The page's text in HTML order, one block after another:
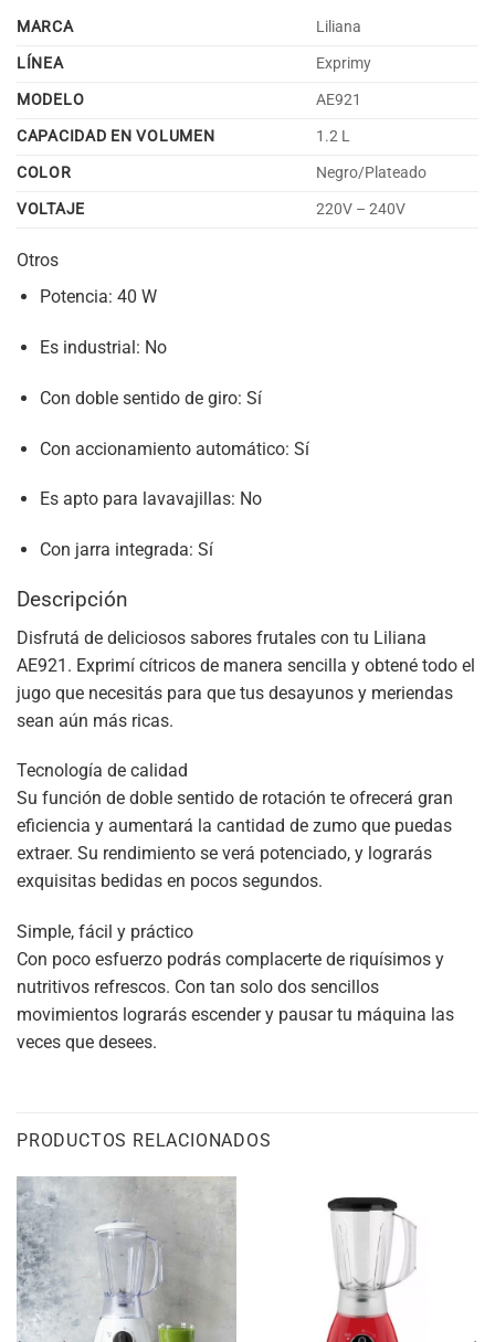
MARCA
Liliana
LÍNEA
Exprimy
MODELO
AE921
CAPACIDAD EN VOLUMEN
1.2 L
COLOR
Negro/Plateado
VOLTAJE
220V – 240V
Otros
Potencia: 40 W
Es industrial: No
Con doble sentido de giro: Sí
Con accionamiento automático: Sí
Es apto para lavavajillas: No
Con jarra integrada: Sí
Descripción
Disfrutá de deliciosos sabores frutales con tu Liliana
AE921. Exprimí cítricos de manera sencilla y obtené todo el
jugo que necesitás para que tus desayunos y meriendas
sean aún más ricas.
Tecnología de calidad
Su función de doble sentido de rotación te ofrecerá gran
eficiencia y aumentará la cantidad de zumo que puedas
extraer. Su rendimiento se verá potenciado, y lograrás
exquisitas bedidas en pocos segundos.
Simple, fácil y práctico
Con poco esfuerzo podrás complacerte de riquísimos y
nutritivos refrescos. Con tan solo dos sencillos
movimientos lograrás escender y pausar tu máquina las
veces que desees.
PRODUCTOS RELACIONADOS